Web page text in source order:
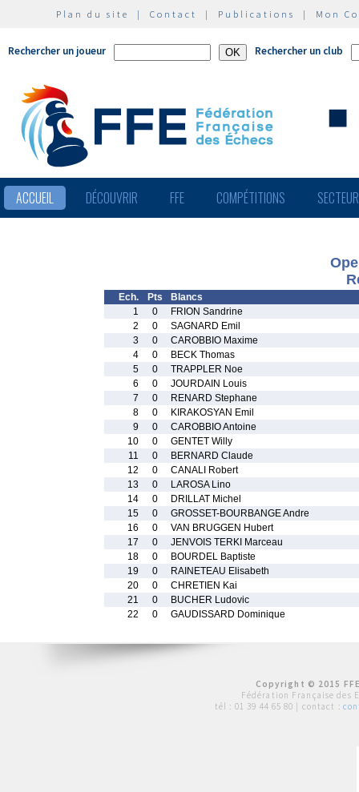
Plan du site | Contact | Publications | Mon
Rechercher un joueur Rechercher un club
ACCUEIL DÉCOUVRIR FFE COMPÉTITIONS
Ech. Pts
Blancs
1
0
FRION Sandrine
2
0
SAGNARD Emil
3
0
CAROBBIO Maxime
4
0
BECK Thomas
5
0
TRAPPLER Noe
6
0
JOURDAIN Louis
7
0
RENARD Stephane
8
0
KIRAKOSYAN Emil
9
0
CAROBBIO Antoine
10
0
GENTET Willy
11
0
BERNARD Claude
12
0
CANALI Robert
13
0
LAROSA Lino
14
0
DRILLAT Michel
15
0
GROSSET-BOURBANGE Andre
16
0
VAN BRUGGEN Hubert
17
0
JENVOIS TERKI Marceau
18
0
BOURDEL Baptiste
19
0
RAINETEAU Elisabeth
20
0
CHRETIEN Kai
21
0
BUCHER Ludovic
22
0 GAUDISSARD Dominique
Copyright © 2015
Fédération Française des
tél : 01 39 44 65 80 | contact :